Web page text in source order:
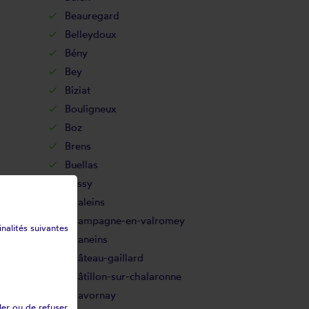
Beauregard
Belleydoux
Bény
Bey
Biziat
Bouligneux
Boz
Brens
Buellas
Cessy
Chaleins
Champagne-en-valromey
Chaneins
Château-gaillard
Châtillon-sur-chalaronne
Chavornay
suivantes